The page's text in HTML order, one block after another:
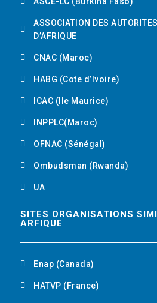
ASSOCIATION DES
D’AFRIQUE
CNAC (Maroc)
HABG (Cote d’Ivoire)
ICAC (Ile Maurice)
INPPLC(Maroc)
OFNAC (Sénégal)
Ombudsman (Rwanda)
UA
SITES ORGANISATIONS
ARFIQUE
Enap (Canada)
HATVP (France)